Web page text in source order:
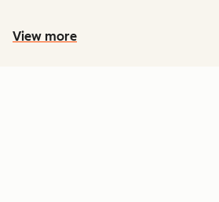
View more